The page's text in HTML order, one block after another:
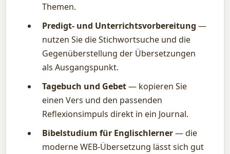
Themen.
Predigt- und Unterrichtsvorbereitung —
nutzen Sie die Stichwortsuche und die
Gegenüberstellung der Übersetzungen
als Ausgangspunkt.
Tagebuch und Gebet— kopieren Sie
einen Vers und den passenden
Reflexionsimpuls direkt in ein Journal.
Bibelstudium für Englischlerner— die
moderne WEB-Übersetzung lässt sich gut